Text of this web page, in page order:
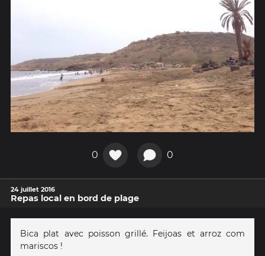
0 0
24 juillet 2016
Repas local en bord de plage
Bica plat avec poisson grillé. Feijoas et arroz com
mariscos !